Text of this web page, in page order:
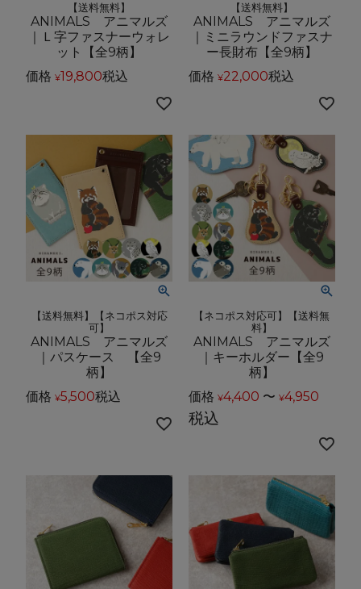
【送料無料】
ANIMALS アニマルズ
｜Ｌ字ファスナーウォレ
ット【全9柄】
価格 ¥19,800税込
【送料無料】
ANIMALS アニマルズ
｜ミニラウンドファスナ
ー長財布【全9柄】
価格 ¥22,000税込
【送料無料】【ネコポス対応
可】
ANIMALS アニマルズ
｜パスケース 【全9
柄】
価格 ¥5,500税込
【ネコポス対応可】【送料無
料】
ANIMALS アニマルズ
｜キーホルダー【全9
柄】
価格 ¥4,400 〜 ¥4,950
税込